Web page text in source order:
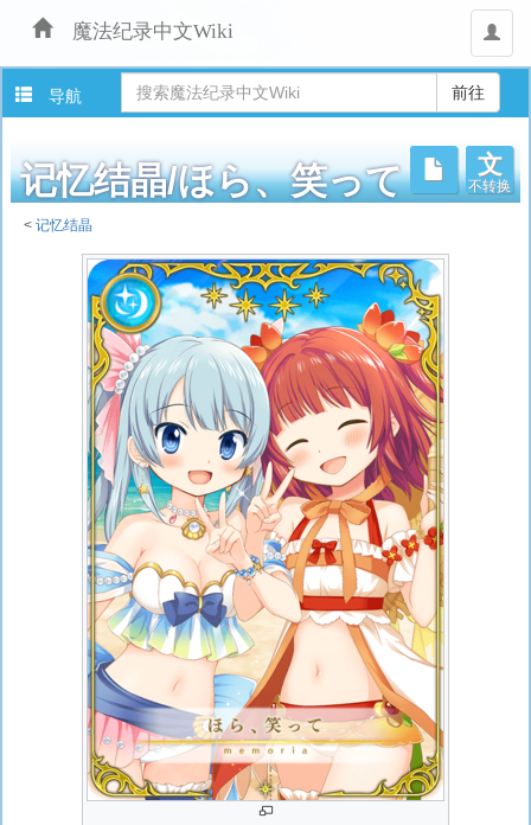
魔法纪录中文Wiki
用
户
导航
记忆结晶/ほら、笑って
文
不转换
<记忆结晶